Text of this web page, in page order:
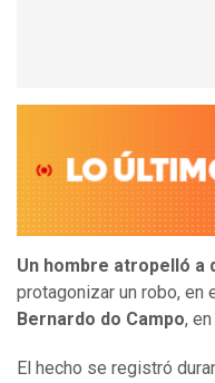
Un hombre atropelló a
protagonizar un robo, en
Bernardo do Campo, en
El hecho se registró